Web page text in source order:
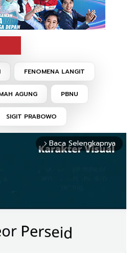
FENOMENA LANGIT
AGUNG PBNU
SIGIT PRABOWO
arrow_forward_ios Baca Selengkapnya